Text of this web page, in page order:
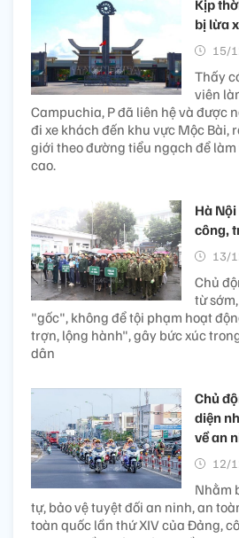
Kịp
bị lừa
15/
Thấy
viên
Campuchia, P đã liên hệ và được
đi xe khách đến khu vực Mộc Bài,
giới theo đường tiểu ngạch để
cao.
Hà
công,
13/
Chủ
từ
"gốc", không để tội phạm hoạt
trợn, lộng hành", gây bức xúc
dân
Chủ
diện
về an
12/
Nhằm
tự, bảo vệ tuyệt đối an ninh, an
toàn quốc lần thứ XIV của Đảng,